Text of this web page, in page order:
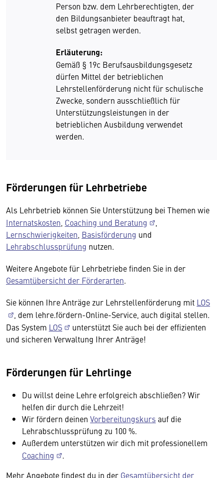
Person bzw. dem Lehrberechtigten, der
den Bildungsanbieter beauftragt hat,
selbst getragen werden.
Erläuterung:
Gemäß § 19c Berufsausbildungsgesetz
dürfen Mittel der betrieblichen
Lehrstellenförderung nicht für schulische
Zwecke, sondern ausschließlich für
Unterstützungsleistungen in der
betrieblichen Ausbildung verwendet
werden.
Förderungen für Lehrbetriebe
Als Lehrbetrieb können Sie Unterstützung bei Themen wie
Internatskosten Coaching und Beratung
Lernschwierigkeiten Basisförderung und
Lehrabschlussprüfung nutzen.
Weitere Angebote für Lehrbetriebe finden Sie in der
Gesamtübersicht der Förderarten.
Sie können Ihre Anträge zur Lehrstellenförderung mit LOS
, dem lehre.fördern-Online-Service, auch digital stellen.
Das System LOS
unterstützt Sie auch bei der effizienten
und sicheren Verwaltung Ihrer Anträge!
Förderungen für Lehrlinge
Du willst deine Lehre erfolgreich abschließen? Wir
helfen dir durch die Lehrzeit!
Wir fördern deinen Vorbereitungskurs auf die
Lehrabschlussprüfung zu 100 %.
Außerdem unterstützen wir dich mit professionellem
Coaching
.
Mehr Angebote findest du in der Gesamtübersicht der